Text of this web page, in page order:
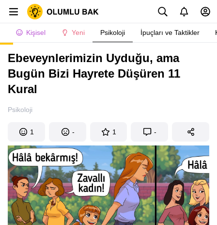
Kişisel Yeni Psikoloji İpuçları ve Taktikler
Ebeveynlerimizin Uyduğu, ama
Bugün Bizi Hayrete Düşüren 11
Kural
Psikoloji
1 - 1 -